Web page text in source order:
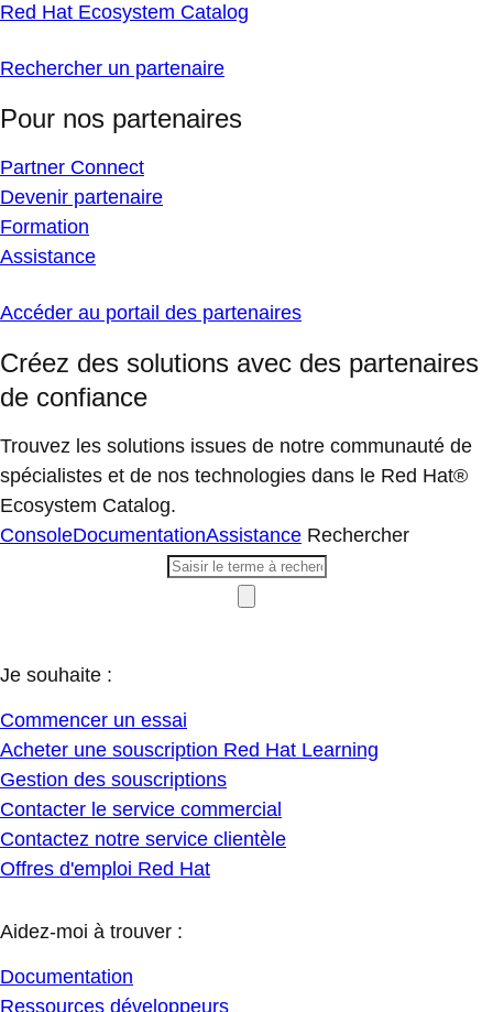
Red Hat Ecosystem Catalog
Rechercher un partenaire
Pour nos partenaires
Partner Connect
Devenir partenaire
Formation
Assistance
Accéder au portail des partenaires
Créez des solutions avec des partenaires
de confiance
Trouvez les solutions issues de notre communauté de
spécialistes et de nos technologies dans le Red Hat®
Ecosystem Catalog.
ConsoleDocumentationAssistance Rechercher
Je souhaite :
Commencer un essai
Acheter une souscription Red Hat Learning
Gestion des souscriptions
Contacter le service commercial
Contactez notre service clientèle
Offres d'emploi Red Hat
Aidez-moi à trouver :
Documentation
Ressources développeurs